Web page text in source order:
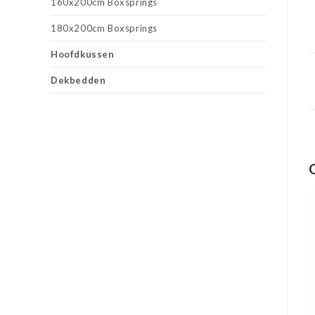
180x200cm Boxsprings
Hoofdkussen
Dekbedden